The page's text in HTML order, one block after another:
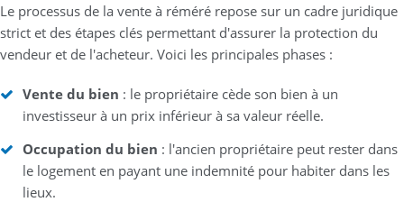
Le processus de la vente à réméré repose sur un cadre juridique
strict et des étapes clés permettant d'assurer la protection du
vendeur et de l'acheteur. Voici les principales phases :
Vente du bien : le propriétaire cède son bien à un
investisseur à un prix inférieur à sa valeur réelle.
Occupation du bien : l'ancien propriétaire peut rester dans
le logement en payant une indemnité pour habiter dans les
lieux.